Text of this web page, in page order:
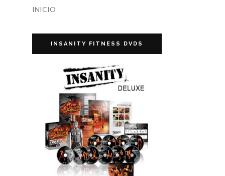
INICIO
INSANITY FITNESS DVDS